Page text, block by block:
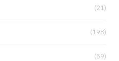
(21)
(198)
(59)